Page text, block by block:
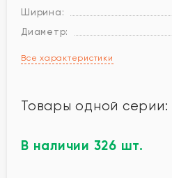
Ширина:
Диаметр:
Все характеристики
Товары одной серии:
В наличии 326 шт.